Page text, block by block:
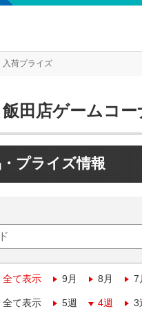
入荷プライズ
田店ゲームコー
プライズ情報
全て表示 9月 8月 7
全て表示 5週 4週 3